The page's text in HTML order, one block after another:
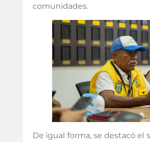
comunidades.
De igual forma, se destacó